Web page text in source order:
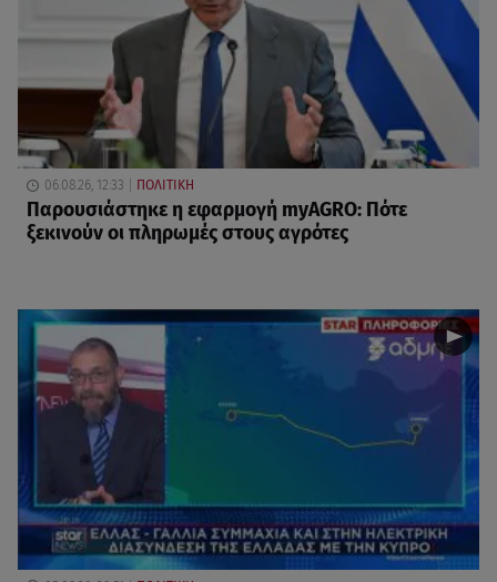
06.08.26, 12:33 ΠΟΛΙΤΙΚΗ
Παρουσιάστηκε η εφαρμογή myAGRO: Πότε
ξεκινούν οι πληρωμές στους αγρότες